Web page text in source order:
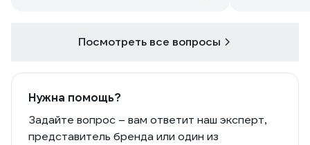
Посмотреть все вопросы
Нужна помощь?
Задайте вопрос – вам ответит наш эксперт,
представитель бренда или один из